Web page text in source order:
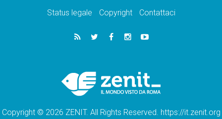
Status legale
Copyright Contattaci
Copyright © 2026 ZENIT. All Rights Reserved. https://it.zenit.org